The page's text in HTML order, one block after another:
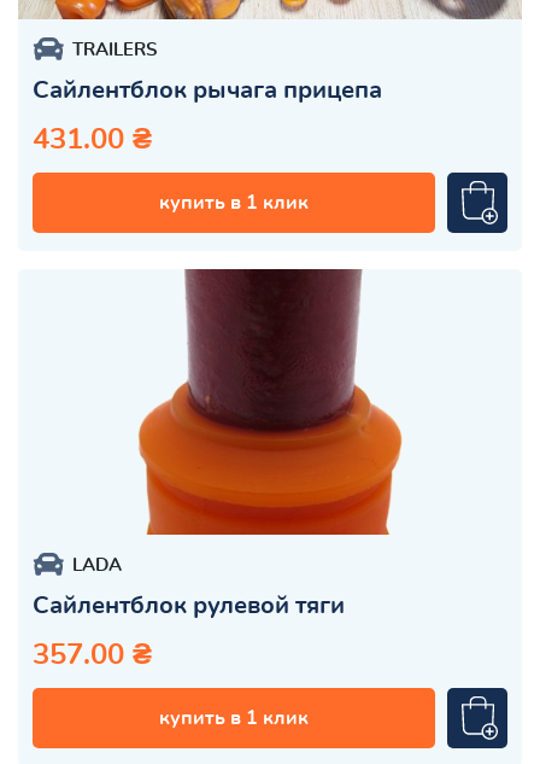
TRAILERS
Сайлентблок рычага прицепа
431.00 ₴
купить в 1 клик
LADA
Сайлентблок рулевой тяги
357.00 ₴
купить в 1 клик